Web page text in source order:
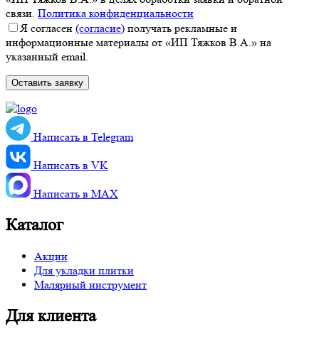
связи. Политика конфиденциальности
Я согласен (согласие) получать рекламные и
информационные материалы от «ИП Тяжков В.А.» на
указанный email.
Написать в Telegram
Написать в VK
Написать в MАХ
Каталог
Акции
Для укладки плитки
Малярный инструмент
Для клиента